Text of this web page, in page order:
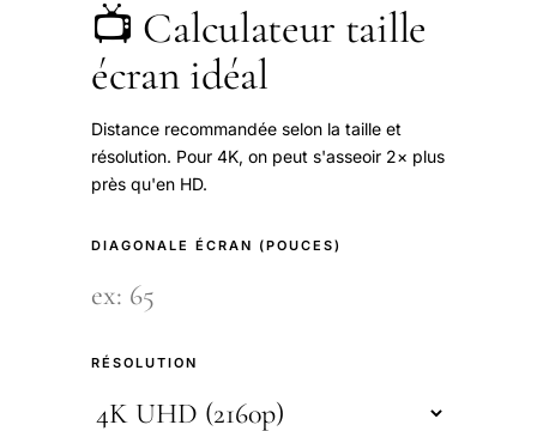
📺 Calculateur taille
écran idéal
Distance recommandée selon la taille et
résolution. Pour 4K, on peut s'asseoir 2× plus
près qu'en HD.
DIAGONALE ÉCRAN (POUCES)
RÉSOLUTION